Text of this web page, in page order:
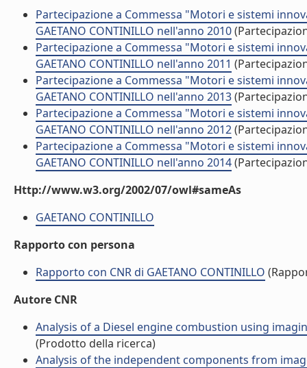
Partecipazione a Commessa "Motori e sistemi
GAETANO CONTINILLO nell'anno 2010
Partecipazione a Commessa "Motori e sistemi
GAETANO CONTINILLO nell'anno 2011
Partecipazione a Commessa "Motori e sistemi
GAETANO CONTINILLO nell'anno 2013
Partecipazione a Commessa "Motori e sistemi
GAETANO CONTINILLO nell'anno 2012
Partecipazione a Commessa "Motori e sistemi
GAETANO CONTINILLO nell'anno 2014
Http://www.w3.org/2002/07/owl#sameAs
GAETANO CONTINILLO
Rapporto con persona
Rapporto con CNR di GAETANO CONTINILLO
Autore CNR
Analysis of a Diesel engine combustion using
(Prodotto della ricerca)
Analysis of the independent components from